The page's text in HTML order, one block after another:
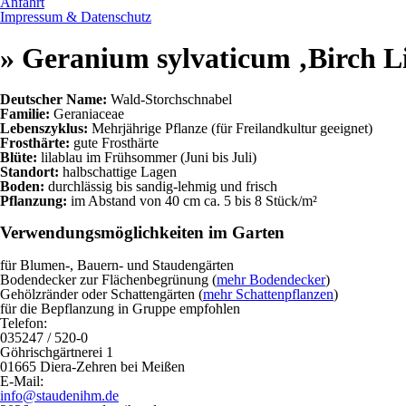
Impressum & Datenschutz
» Geranium sylvaticum ‚Birch
Deutscher Name: Wald-Storchschnabel
Familie: Geraniaceae
Lebenszyklus: Mehrjährige Pflanze (für Freilandkultur geeignet)
Frosthärte: gute Frosthärte
Blüte: lilablau im Frühsommer (Juni bis Juli)
Standort: halbschattige Lagen
Boden: durchlässig bis sandig-lehmig und frisch
Pflanzung: im Abstand von 40 cm ca. 5 bis 8 Stück/m²
Verwendungsmöglichkeiten im Garten
für Blumen-, Bauern- und Staudengärten
Bodendecker zur Flächenbegrünung (mehr Bodendecker)
Gehölzränder oder Schattengärten (mehr Schattenpflanzen)
für die Bepflanzung in Gruppe empfohlen
Telefon:
035247 / 520-0
Göhrischgärtnerei 1
01665 Diera-Zehren bei Meißen
E-Mail:
info@staudenihm.de